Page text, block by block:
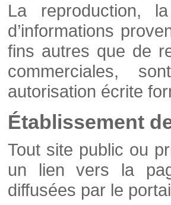
La reproduction,
d’informations
fins autres que de
commerciales,
autorisation écrite
Établissement
Tout site public ou
un lien vers la
diffusées par le